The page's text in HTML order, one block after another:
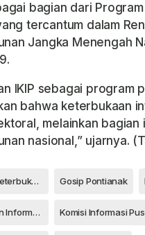
bagian dari
tercantum dalam
Jangka Menengah
IKIP sebagai program
bahwa keterbukaan
melainkan bagian
nasional,” ujarnya.
Anugerah Keterbukaan Informasi Gosip Pontianak
Keterbukaan Informasi Publik